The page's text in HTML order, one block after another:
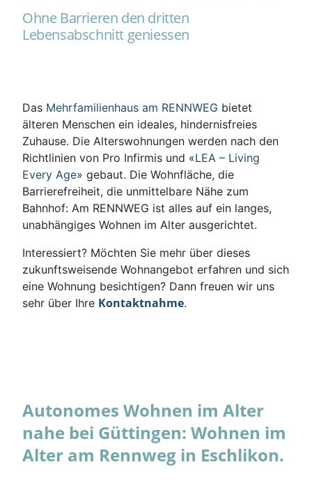
Ohne Barrieren den dritten
Lebensabschnitt geniessen
Das Mehrfamilienhaus am RENNWEG bietet
älteren Menschen ein ideales, hindernisfreies
Zuhause. Die Alterswohnungen werden nach den
Richtlinien von Pro Infirmis und «LEA – Living
Every Age» gebaut. Die Wohnfläche, die
Barrierefreiheit, die unmittelbare Nähe zum
Bahnhof: Am RENNWEG ist alles auf ein langes,
unabhängiges Wohnen im Alter ausgerichtet.
Interessiert? Möchten Sie mehr über dieses
zukunftsweisende Wohnangebot erfahren und sich
eine Wohnung besichtigen? Dann freuen wir uns
sehr über Ihre Kontaktnahme.
Autonomes Wohnen im Alter
nahe bei Güttingen: Wohnen im
Alter am Rennweg in Eschlikon.